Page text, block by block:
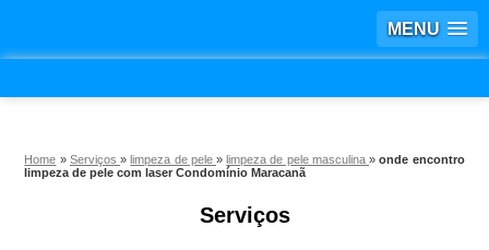
MENU
Home » Serviços»limpeza de pele»limpeza de pele masculina»onde encontro
limpeza de pele com laser Condomínio Maracanã
Serviços